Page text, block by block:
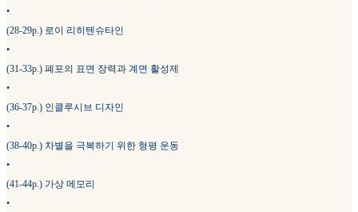
•
(28-29p.) 로이 리히텐슈타인
•
(31-33p.) 폐포의 표면 장력과 계면 활성제
•
(36-37p.) 인클루시브 디자인
•
(38-40p.) 차별을 극복하기 위한 형평 운동
•
(41-44p.) 가상 메모리
•